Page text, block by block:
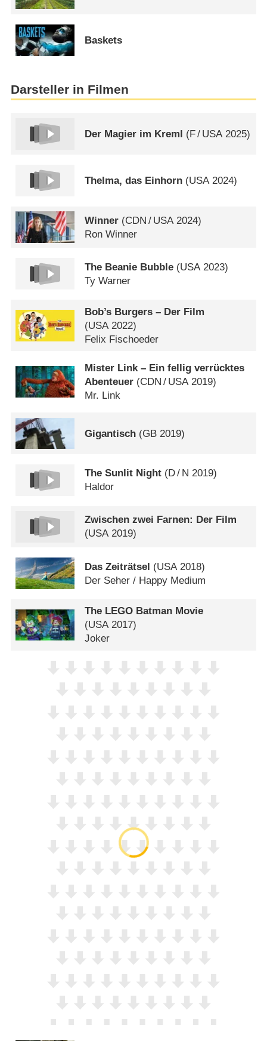
Baskets
Darsteller in Filmen
Der Magier im Kreml (F/ USA 2025)
Thelma, das Einhorn (USA2024)
Winner (CDN / USA 2024)
Ron Winner
The Beanie Bubble (USA2023)
Ty Warner
Bob’s Burgers – Der Film
(USA 2022)
Felix Fischoeder
Mister Link – Ein fellig verrücktes
Abenteuer (CDN / USA2019)
Mr. Link
Gigantisch (GB 2019)
The Sunlit Night (D/ N 2019)
Haldor
Zwischen zwei Farnen: Der Film
(USA2019)
Das Zeiträtsel (USA 2018)
Der Seher /​ Happy Medium
The LEGO Batman Movie
(USA2017)
Joker